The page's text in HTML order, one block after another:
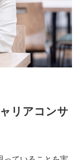
リアコンサ